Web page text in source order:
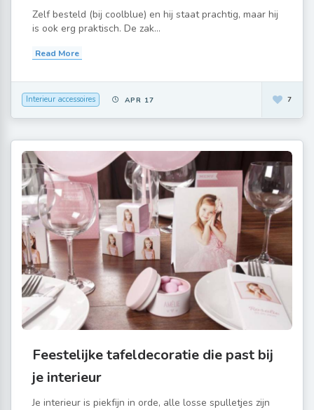
Zelf besteld (bij coolblue) en hij staat prachtig, maar hij
is ook erg praktisch. De zak...
Read More
Interieur accessoires APR 17 7
Feestelijke tafeldecoratie die past bij
je interieur
Je interieur is piekfijn in orde, alle losse spulletjes zijn